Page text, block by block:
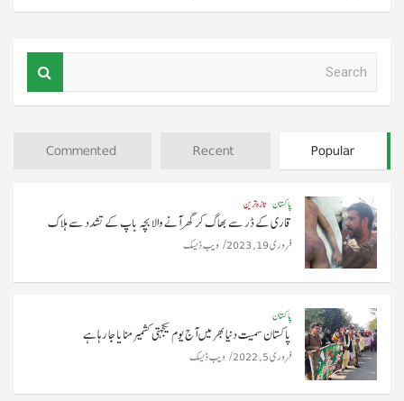
Popular
Recent
Commented
پاکستان تازہ ترین
قاری کے ڈر سے بھاگ کر گھر آنے والا بچہ باپ کے تشدد سے ہلاک
فروری 19, 2023 ویب ڈیسک
پاکستان
پاکستان سمیت دنیا بھر میں آج یوم یکجہتی کشمیر منایا جا رہا ہے
فروری 5, 2022 ویب ڈیسک